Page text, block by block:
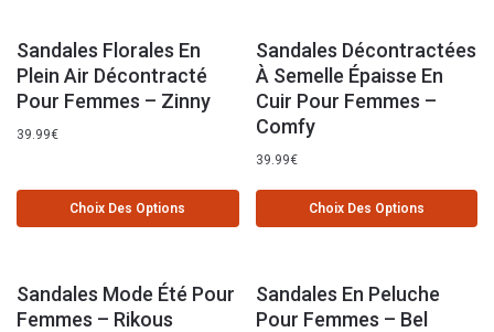
Sandales Florales En
Plein Air Décontracté
Pour Femmes – Zinny
39.99€
Choix Des Options
Sandales Décontractées
À Semelle Épaisse En
Cuir Pour Femmes –
Comfy
39.99€
Choix Des Options
Sandales Mode Été Pour
Femmes – Rikous
Sandales En Peluche
Pour Femmes – Bel